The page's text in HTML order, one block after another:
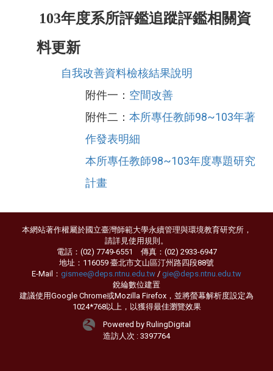
103年度系所評鑑追蹤評鑑相關資
料更新
自我改善資料檢核結果說明
附件一： 空間改善
附件二： 本所專任教師98~103年著
作發表明細
本所專任教師98~103年度專題研究
計畫
本網站著作權屬於國立臺灣師範大學永續管理與環境教育研究所，
請詳見使用規則 。
電話：(02) 7749-6551 傳真：(02) 2933-6947
地址：116059 臺北市文山區汀州路四段88號
E-Mail： gismee@deps.ntnu.edu.tw / gie@deps.ntnu.edu.tw
銳綸數位建置
建議使用Google Chrome或Mozilla Firefox，並將螢幕解析度設定為
1024*768以上，以獲得最佳瀏覽效果
Powered by RulingDigital
造訪人次 : 3397764